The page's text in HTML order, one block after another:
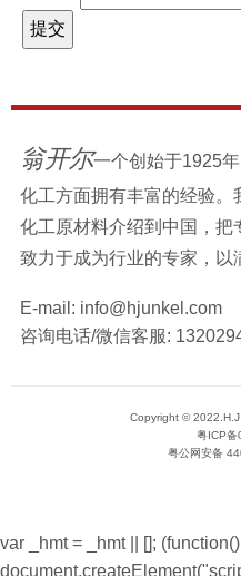
翁开尔一个创始于1925
化工方面拥有丰富的经验。
化工原材料介绍到中国，把
致力于成为行业的专家，以
E-mail: info@hjunkel.com
咨询电话/微信客服:
Copyright ©
粤ICP
粤公网安备
var _hmt = _hmt || [];